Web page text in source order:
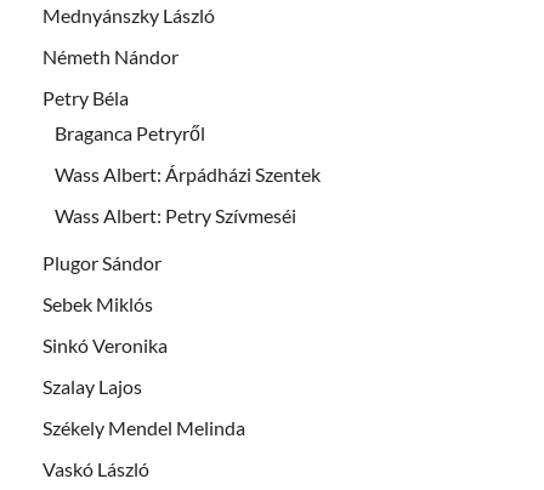
Mednyánszky László
Németh Nándor
Petry Béla
Braganca Petryről
Wass Albert: Árpádházi Szentek
Wass Albert: Petry Szívmeséi
Plugor Sándor
Sebek Miklós
Sinkó Veronika
Szalay Lajos
Székely Mendel Melinda
Vaskó László